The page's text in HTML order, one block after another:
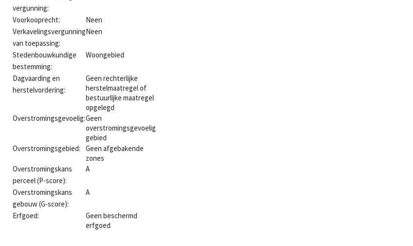
vergunning:
Voorkooprecht:
Neen
Verkavelingsvergunning
van toepassing:
Neen
Stedenbouwkundige
bestemming:
Woongebied
Dagvaarding en
herstelvordering:
Geen rechterlijke
herstelmaatregel of
bestuurlijke maatregel
opgelegd
Overstromingsgevoelig:Geen
overstromingsgevoelig
gebied
Overstromingsgebied:
Geen afgebakende
zones
Overstromingskans
perceel (P-score):
A
Overstromingskans
gebouw (G-score):
A
Erfgoed:
Geen beschermd
erfgoed